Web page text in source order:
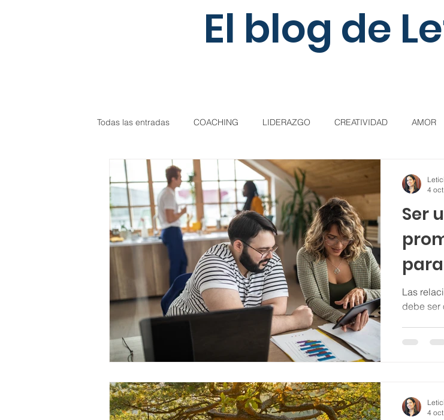
El blog de
Todas las entradas COACHING LIDERAZGO CREATIVIDAD AMOR
NEUROCIENCIA-PNL EMOCIONES GESTIÓN DEL TIEMPO
NAVIDAD-FIN DE AÑO COVID-19
Ser
Las
debe ser
4
4